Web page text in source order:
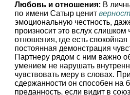
Любовь и отношения: В
по имени Сатыр ценит
эмоциональную честность,
произносит это вслух слишком
отношения, где есть спокойная
постоянная демонстрация
Партнеру рядом с ним важно
умением не нарушать
чувствовать меру в словах.
сдержанности он способен на
преданность, если видит в